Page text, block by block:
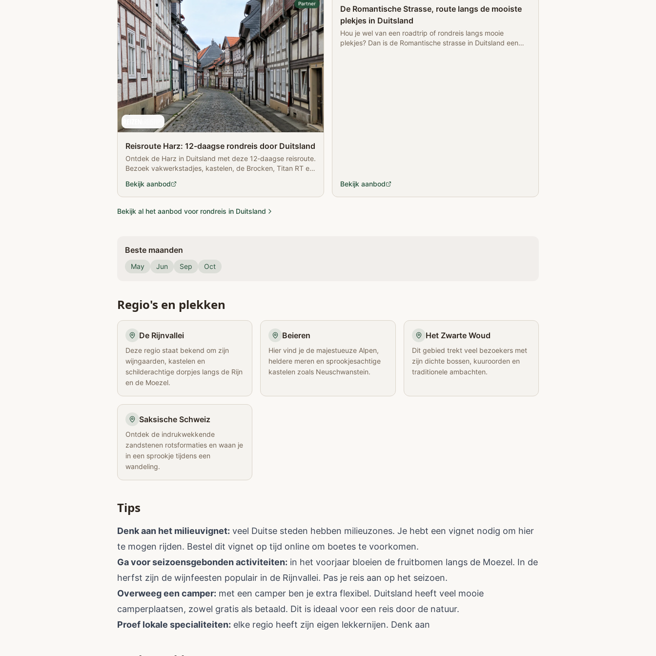
Partner
Reisroute Harz: 12-daagse rondreis door Duitsland
Ontdek de Harz in Duitsland met deze 12-daagse reisroute.
Bezoek vakwerkstadjes, kastelen, de Brocken, Titan RT en
Bekijk aanbod
De Romantische Strasse, route langs de mooiste
plekjes in Duitsland
Hou je wel van een roadtrip of rondreis langs mooie
plekjes? Dan is de Romantische strasse in Duitsland een
Bekijk aanbod
Bekijk al het aanbod voor rondreis in Duitsland
Beste maanden
May Jun Sep Oct
Regio's en plekken
De Rijnvallei
Deze regio staat bekend om zijn
wijngaarden, kastelen en
schilderachtige dorpjes langs de Rijn
en de Moezel.
Beieren
Hier vind je de majestueuze Alpen,
heldere meren en sprookjesachtige
kastelen zoals Neuschwanstein.
Het Zwarte Woud
Dit gebied trekt veel bezoekers met
zijn dichte bossen, kuuroorden en
traditionele ambachten.
Saksische Schweiz
Ontdek de indrukwekkende
zandstenen rotsformaties en waan je
in een sprookje tijdens een
wandeling.
Tips
Denk aan het milieuvignet: veel Duitse steden hebben milieuzones. Je hebt een vignet nodig om hier
te mogen rijden. Bestel dit vignet op tijd online om boetes te voorkomen.
Ga voor seizoensgebonden activiteiten: in het voorjaar bloeien de fruitbomen langs de Moezel. In de
herfst zijn de wijnfeesten populair in de Rijnvallei. Pas je reis aan op het seizoen.
Overweeg een camper: met een camper ben je extra flexibel. Duitsland heeft veel mooie
camperplaatsen, zowel gratis als betaald. Dit is ideaal voor een reis door de natuur.
Proef lokale specialiteiten: elke regio heeft zijn eigen lekkernijen. Denk aan